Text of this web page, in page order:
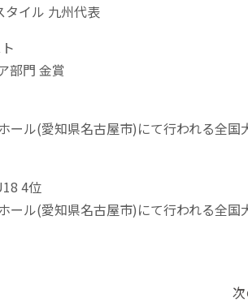
タイル 九州代表
部門 金賞
ール(愛知県名古屋市)にて行われる全国
4位
ール(愛知県名古屋市)にて行われる全国